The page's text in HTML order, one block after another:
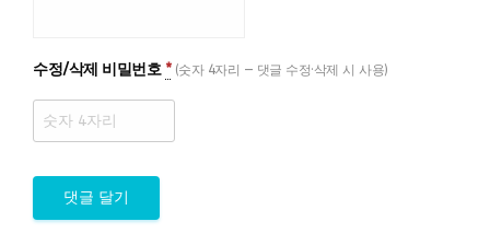
수정/삭제 비밀번호 * (숫자 4자리 — 댓글 수정·삭제 시 사용)